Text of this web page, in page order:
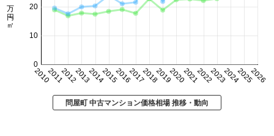
20102011201220132014201520162017201820192020202120222023202420252026
0
10
20
問屋町 中古マンション価格相場 推移・動向